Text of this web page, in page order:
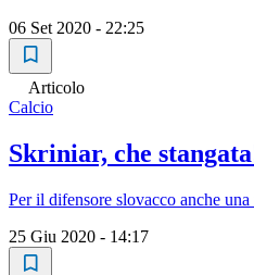
06 Set 2020 - 22:25
Articolo
Calcio
Skriniar, che
Per il difensore slovacco anche
25 Giu 2020 - 14:17